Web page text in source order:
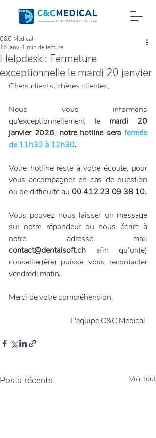
Helpdesk : Fermeture
exceptionnelle le mardi 20 janvier
C&C Médical
16 janv. 1 min de lecture
Chers clients, chères clientes,
Nous vous informons
qu'exceptionnellement le mardi 20
janvier 2026, notre hotline sera fermée
de 11h30 à 12h30.
Votre hotline reste à votre écoute, pour
vous accompagner en cas de question
ou de difficulté au 00 412 23 09 38 10.
Vous pouvez nous laisser un message
sur notre répondeur ou nous écrire à
contact@dentalsoft.ch afin qu’un(e)
conseiller(ère) puisse vous recontacter
vendredi matin.
Merci de votre compréhension.
L'équipe C&C Medical
Posts récents Voir tout